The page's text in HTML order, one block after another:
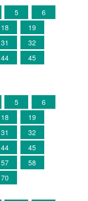
5
6
18
19
31
32
44
45
5
6
18
19
31
32
44
45
57
58
70